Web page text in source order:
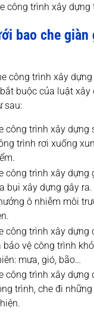
công trình xây dựng
bao che giàn
công trình xây
buộc của luật xây
sau:
công trình xây dựng
trình rơi xuống
công trình xây dựng
bụi xây dựng gây
ô nhiễm môi
công trình xây dựng
bảo vệ công trình
mưa, gió, bão…
công trình xây dựng
trình, che đi